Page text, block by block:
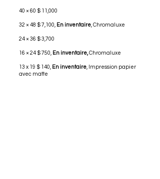
40 × 60 $ 11,000
32 × 48 $ 7,100, En inventaire , Chromaluxe
24 × 36 $ 3,700
16 × 24 $ 750, En inventaire,Chromaluxe
13 x 19 $ 140, En inventaire , Impression papier
avec matte